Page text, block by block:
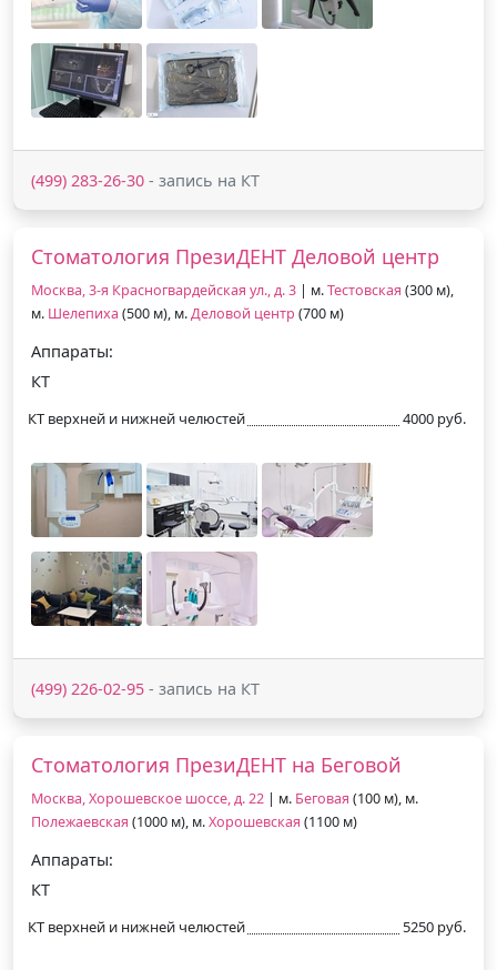
(499) 283-26-30 - запись на КТ
Стоматология ПрезиДЕНТ Деловой центр
Москва, 3-я Красногвардейская ул., д. 3 | м.Тестовская (300 м),
м. Шелепиха (500 м), м.Деловой центр (700 м)
Аппараты:
КТ
КТ верхней и нижней челюстей 4000 руб.
(499) 226-02-95 - запись на КТ
Стоматология ПрезиДЕНТ на Беговой
Москва, Хорошевское шоссе, д. 22 | м. Беговая (100 м), м.
Полежаевская (1000 м), м.Хорошевская (1100 м)
Аппараты:
КТ
КТ верхней и нижней челюстей 5250 руб.